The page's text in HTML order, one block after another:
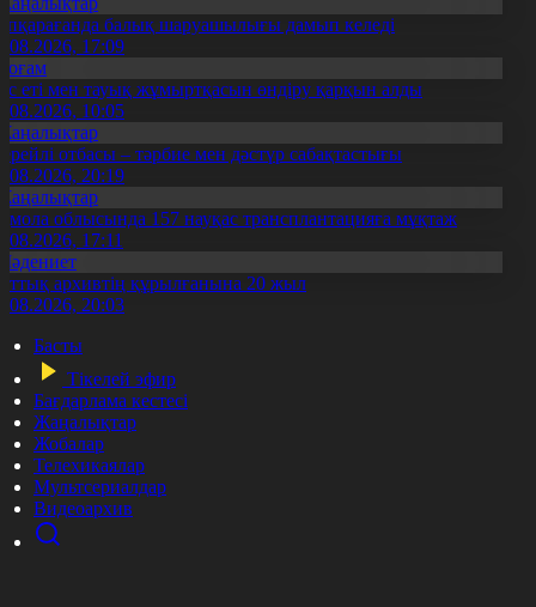
балық шаруашылығы дамып келеді
17:09
еті мен тауық жұмыртқасын өндіру қарқын алды
10:05
отбасы – тәрбие мен дәстүр сабақтастығы
20:19
облысында 157 науқас трансплантацияға мұқтаж
17:11
архивтің құрылғанына 20 жыл
20:03
Басты
Тікелей эфир
Бағдарлама кестесі
Жаңалықтар
Жобалар
Телехикаялар
Мультсериалдар
Видеоархив